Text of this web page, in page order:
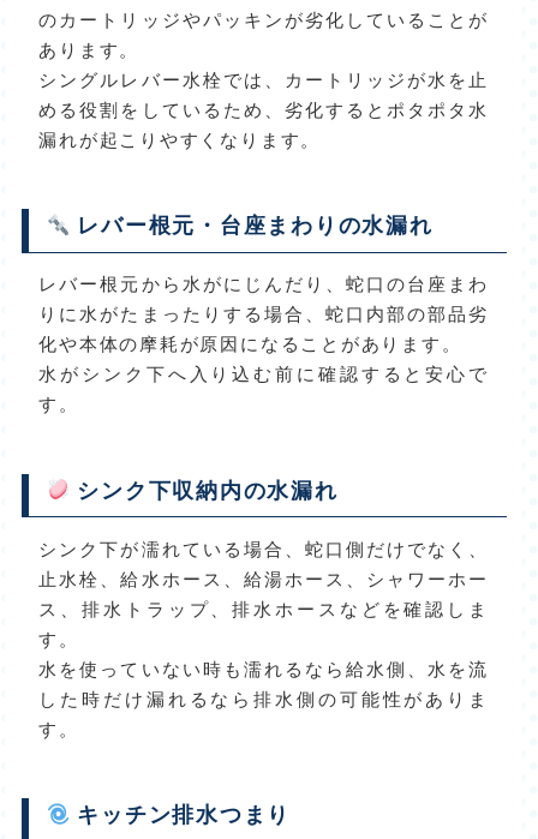
のカートリッジやパッキンが劣化していることが
あります。
シングルレバー水栓では、カートリッジが水を止
める役割をしているため、劣化するとポタポタ水
漏れが起こりやすくなります。
レバー根元・台座まわりの水漏れ
レバー根元から水がにじんだり、蛇口の台座まわ
りに水がたまったりする場合、蛇口内部の部品劣
化や本体の摩耗が原因になることがあります。
水がシンク下へ入り込む前に確認すると安心で
す。
シンク下収納内の水漏れ
シンク下が濡れている場合、蛇口側だけでなく、
止水栓、給水ホース、給湯ホース、シャワーホー
ス、排水トラップ、排水ホースなどを確認しま
す。
水を使っていない時も濡れるなら給水側、水を流
した時だけ漏れるなら排水側の可能性がありま
す。
キッチン排水つまり